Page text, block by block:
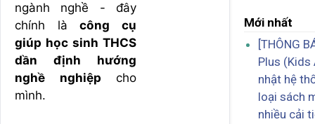
ngành nghề - đây
chính làcông cụ
giúp học sinh THCS
dần định hướng
nghề nghiệp cho
mình.
Mới nhất
[THÔNG
Plus (Kids
nhật hệ
loại sách
nhiều cải